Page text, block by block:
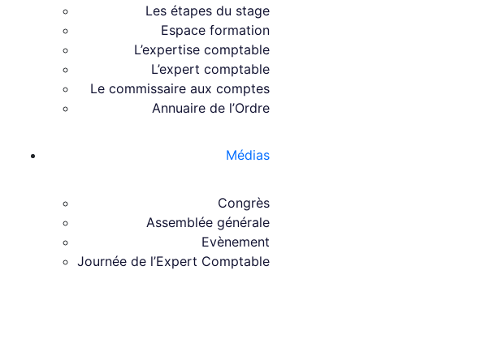
Les étapes du stage
Espace formation
L’expertise comptable
L’expert comptable
Le commissaire aux comptes
Annuaire de l’Ordre
Médias
Congrès
Assemblée générale
Evènement
Journée de l’Expert Comptable